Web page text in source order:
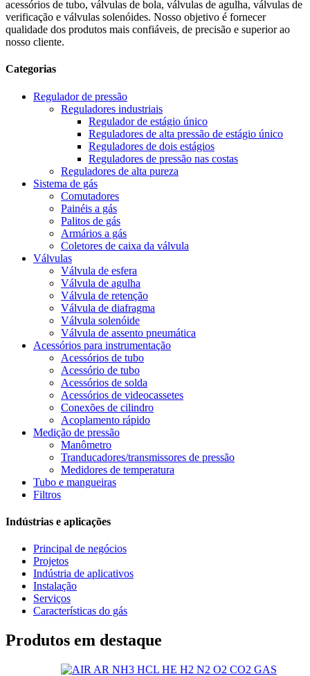
acessórios de tubo, válvulas de bola, válvulas de agulha, válvulas de
verificação e válvulas solenóides. Nosso objetivo é fornecer
qualidade dos produtos mais confiáveis, de precisão e superior ao
nosso cliente.
Categorias
Regulador de pressão
Reguladores industriais
Regulador de estágio único
Reguladores de alta pressão de estágio único
Reguladores de dois estágios
Reguladores de pressão nas costas
Reguladores de alta pureza
Sistema de gás
Comutadores
Painéis a gás
Palitos de gás
Armários a gás
Coletores de caixa da válvula
Válvulas
Válvula de esfera
Válvula de agulha
Válvula de retenção
Válvula de diafragma
Válvula solenóide
Válvula de assento pneumática
Acessórios para instrumentação
Acessórios de tubo
Acessório de tubo
Acessórios de solda
Acessórios de videocassetes
Conexões de cilindro
Acoplamento rápido
Medição de pressão
Manômetro
Tranducadores/transmissores de pressão
Medidores de temperatura
Tubo e mangueiras
Filtros
Indústrias e aplicações
Principal de negócios
Projetos
Indústria de aplicativos
Instalação
Serviços
Características do gás
Produtos em destaque